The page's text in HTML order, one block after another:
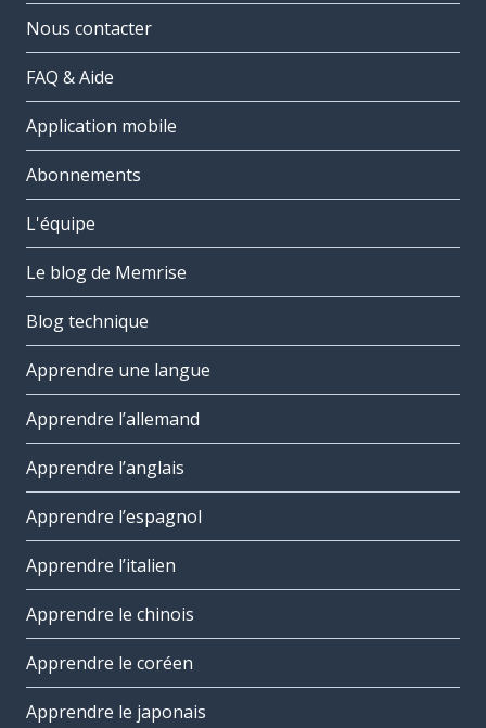
Nous contacter
FAQ & Aide
Application mobile
Abonnements
L'équipe
Le blog de Memrise
Blog technique
Apprendre une langue
Apprendre l’allemand
Apprendre l’anglais
Apprendre l’espagnol
Apprendre l’italien
Apprendre le chinois
Apprendre le coréen
Apprendre le japonais